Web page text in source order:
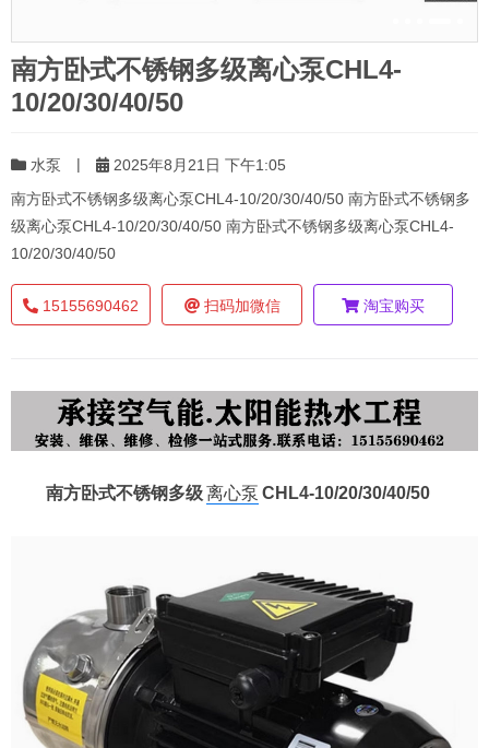
南方卧式不锈钢多级离心泵CHL4-
10/20/30/40/50
水泵 |
2025年8月21日 下午1:05
南方卧式不锈钢多级离心泵CHL4-10/20/30/40/50 南方卧式不锈钢多
级离心泵CHL4-10/20/30/40/50 南方卧式不锈钢多级离心泵CHL4-
10/20/30/40/50
15155690462 扫码加微信 淘宝购买
南方卧式不锈钢多级离心泵 CHL4-10/20/30/40/50